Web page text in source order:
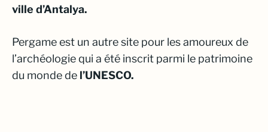
ville d’Antalya.
Pergame est un autre site pour les amoureux de
l’archéologie qui a été inscrit parmi le patrimoine
du monde de l’UNESCO.